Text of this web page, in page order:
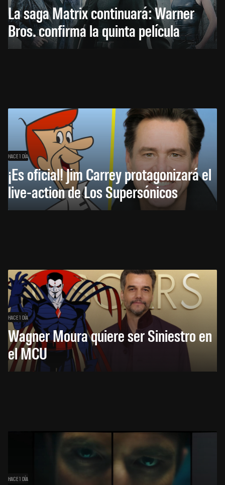
La saga Matrix continuará: Warner
Bros. confirma la quinta película
HACE 1 DÍA
¡Es oficial! Jim Carrey protagonizará el
live-action de Los Supersónicos
HACE 1 DÍA
Wagner Moura quiere ser Siniestro en
el MCU
HACE 1 DÍA